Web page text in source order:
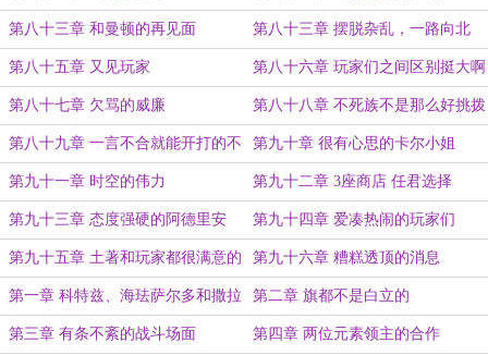
第八十三章 和曼顿的再见面 第八十三章 摆脱杂乱，一路向北
第八十五章 又见玩家 第八十六章 玩家们之间区别挺大啊
第八十七章 欠骂的威廉 第八十八章 不死族不是那么好挑拨
的
第八十九章 一言不合就能开打的不
死族
第九十章 很有心思的卡尔小姐
第九十一章 时空的伟力 第九十二章 3座商店 任君选择
第九十三章 态度强硬的阿德里安 第九十四章 爱凑热闹的玩家们
第九十五章 土著和玩家都很满意的
开始
第九十六章 糟糕透顶的消息
第一章 科特兹、海珐萨尔多和撒拉
尔联合王国成立了
第二章 旗都不是白立的
第三章 有条不紊的战斗场面 第四章 两位元素领主的合作